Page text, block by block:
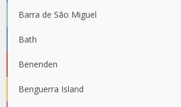
Barra de São Miguel
Bath
Benenden
Benguerra Island